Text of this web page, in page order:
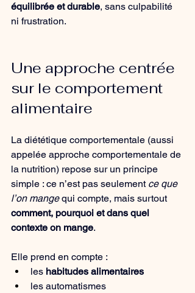
équilibrée et durable, sans culpabilité
ni frustration.
Une approche centrée
sur le comportement
alimentaire
La diététique comportementale (aussi
appelée approche comportementale de
la nutrition) repose sur un principe
simple : ce n’est pas seulement ce que
l’on mange qui compte, mais surtout
comment, pourquoi et dans quel
contexte on mange.
Elle prend en compte :
les habitudes alimentaires
les automatismes